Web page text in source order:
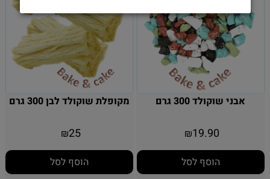
אבני שוקולד 300 גרם
₪19.90
הוסף לסל
מקופלת שוקולד לבן 300 גרם
₪25
הוסף לסל